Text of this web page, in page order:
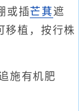
或插芒萁 遮
移植，按行株
施有机肥